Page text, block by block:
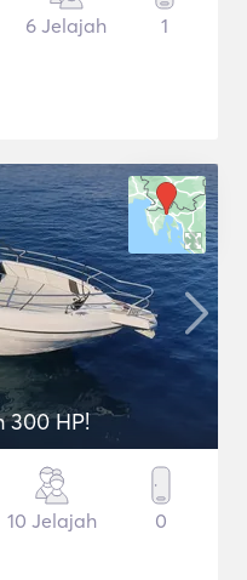
6 Jelajah 1
300 HP!
10 Jelajah 0